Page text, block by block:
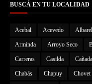
BUSCÁ EN TU LOCALIDAD
Acebal Acevedo
Arminda Arroyo Seco
Carreras Casilda
Chabás Chapuy Chovet